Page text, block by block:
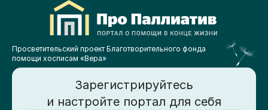
Просветительский проект Благотворительного фонда
помощи хосписам «Вера»
Зарегистрируйтесь
и настройте портал для себя